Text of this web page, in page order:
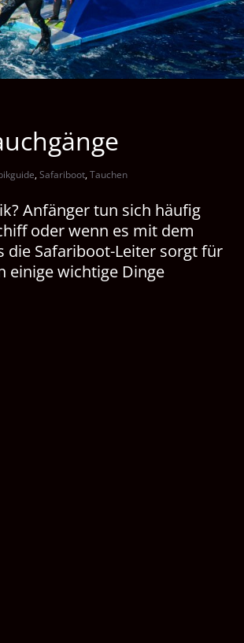
,Safariboot,Tauchen
Anfänger tun sich häufig
oder wenn es mit dem
die Safariboot-Leiter sorgt für
einige wichtige Dinge